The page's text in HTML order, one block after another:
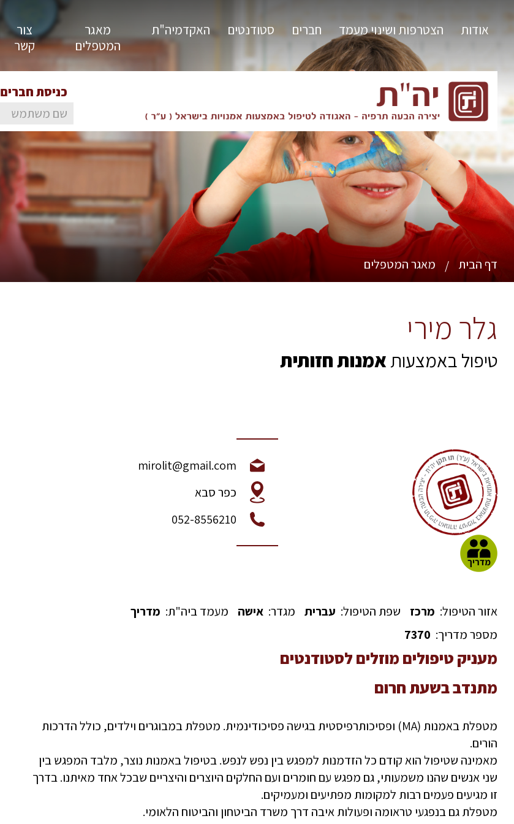
אודות הצטרפות ושינוי מעמד חברים סטודנטים האקדמיה"ת
מאגר
המטפלים
צור
קשר
כניסת חברים
דף הבית / מאגר המטפלים
גלר מירי
טיפול באמצעותאמנות חזותית
mirolit@gmail.com
כפר סבא
052-8556210
אזור הטיפול: מרכז שפת הטיפול: עברית מגדר: אישה מעמד ביה"ת: מדריך
מספר מדריך: 7370
מעניק טיפולים מוזלים לסטודנטים
מתנדב בשעת חרום
מטפלת באמנות (MA) ופסיכותרפיסטית בגישה פסיכודינמית. מטפלת במבוגרים וילדים, כולל הדרכות
הורים.
מאמינה שטיפול הוא קודם כל הזדמנות למפגש בין נפש לנפש. בטיפול באמנות נוצר, מלבד המפגש בין
שני אנשים שהנו משמעותי, גם מפגש עם חומרים ועם החלקים היוצרים והיצריים שבכל אחד מאיתנו. בדרך
זו מגיעים פעמים רבות למקומות מפתיעים ומעמיקים.
מטפלת גם בנפגעי טראומה ופעולות איבה דרך משרד הביטחון והביטוח הלאומי.